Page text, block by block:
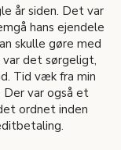
år siden. Det var
hans ejendele
skulle gøre med
det sørgeligt,
Tid væk fra min
Der var også et
ordnet inden